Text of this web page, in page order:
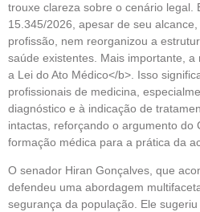
trouxe clareza sobre o cenário legal.
15.345/2026, apesar de seu
profissão, nem reorganizou a
saúde existentes. Mais importante,
a Lei do Ato Médico</b>. Isso
profissionais de medicina,
diagnóstico e à indicação de
intactas, reforçando o argumento do
formação médica para a prática da
O senador Hiran Gonçalves, que
defendeu uma abordagem
segurança da população. Ele